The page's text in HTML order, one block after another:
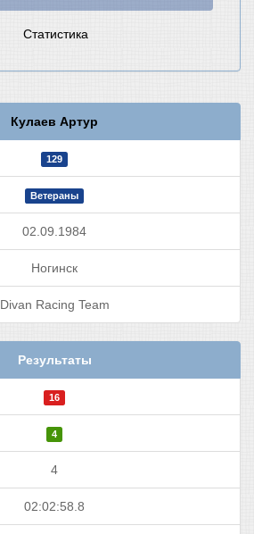
Статистика
Кулаев Артур
129
Ветераны
02.09.1984
Ногинск
Divan Racing Team
Результаты
16
4
4
02:02:58.8